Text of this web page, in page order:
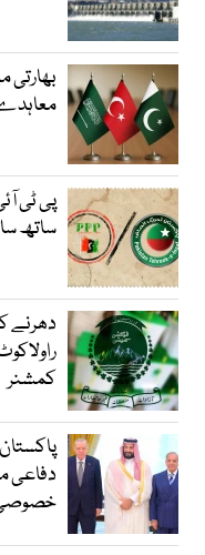
بھارتی
پی ٹی
ساتھ
کمشنر
دفاعی
خصوصی